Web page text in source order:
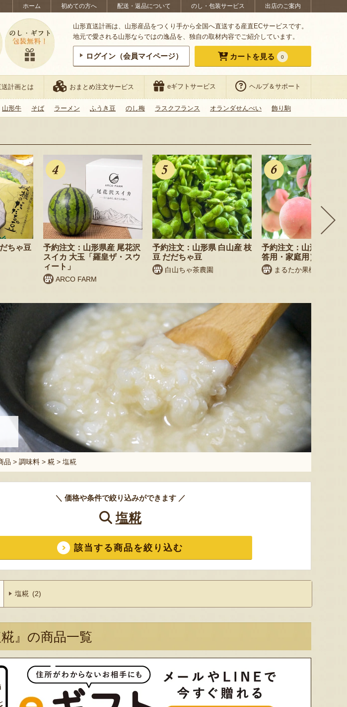
ホーム 初めての方へ 配送・返品について のし・包装サービス 出店のご案内
山形直送計画は、山形産品をつくり手から全国へ直送する産直ECサービスです。
地元で愛される山形ならではの逸品を、独自の取材内容でご紹介しています。
ログイン（会員マイページ） カートを見る 0
送計画とは おまとめ注文サービス eギフトサービス ヘルプ＆サポート
山形牛 そば ラーメン ふうき豆 のし梅 ラスクフランス オランダせんべい 飾り駒
ちゃ豆
予約注文：山形県産 尾花沢
スイカ 大玉「羅皇ザ・スウ
ィート」
ARCO FARM
予約注文：山形県 白山産 枝
豆 だだちゃ豆
白山ちゃ茶農園
予約注文：山形県産 桃
答用・家庭用）
まるたか果樹園
品 > 調味料 > 糀 > 塩糀
＼ 価格や条件で絞り込みができます ／
塩糀
該当する商品を絞り込む
塩糀 (2)
糀』の商品一覧